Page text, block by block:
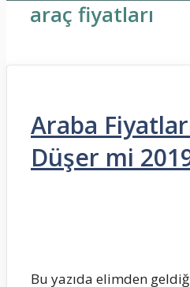
araç fiyatları
Araba
Düşer mi
Bu yazıda elimden